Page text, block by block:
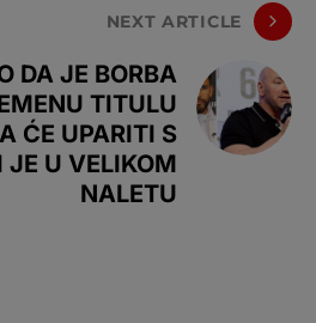
NEXT ARTICLE
DA JE BORBA
TITULU
ĆE UPARITI S
JE U VELIKOM
NALETU